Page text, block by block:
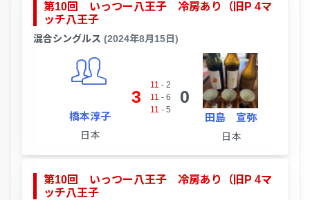
第10回 いっつー八王子 冷房あり（旧P 4マ
ッチ八王子
混合シングルス (2024年8月15日)
橋本淳子
日本
3
11 - 2
11 - 6
11 - 5
0
田島 宣弥
日本
第10回 いっつー八王子 冷房あり（旧P 4マ
ッチ八王子